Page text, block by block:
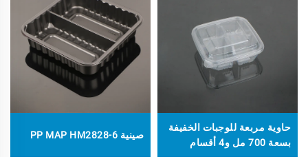
حاوية مربعة للوجبات الخفيفة
بسعة 700 مل و4 أقسام
صينية PP MAP HM2828-6